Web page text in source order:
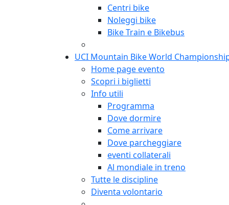
Centri bike
Noleggi bike
Bike Train e Bikebus
UCI Mountain Bike World
Home page evento
Scopri i biglietti
Info utili
Programma
Dove dormire
Come arrivare
Dove parcheggiare
eventi collaterali
Al mondiale in treno
Tutte le discipline
Diventa volontario